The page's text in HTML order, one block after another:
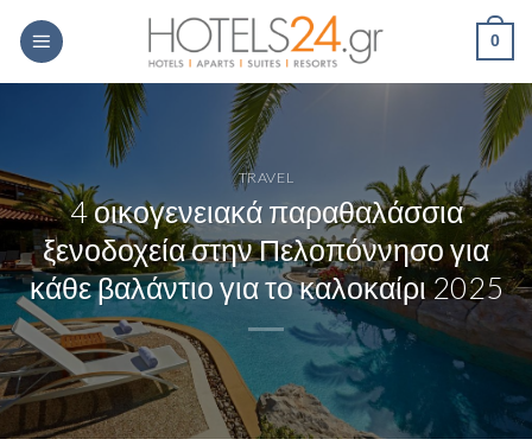
Skip
content
0
TRAVEL
4 οικογενειακά παραθαλάσσια
ξενοδοχεία στην Πελοπόννησο για
κάθε βαλάντιο για το καλοκαίρι 2025